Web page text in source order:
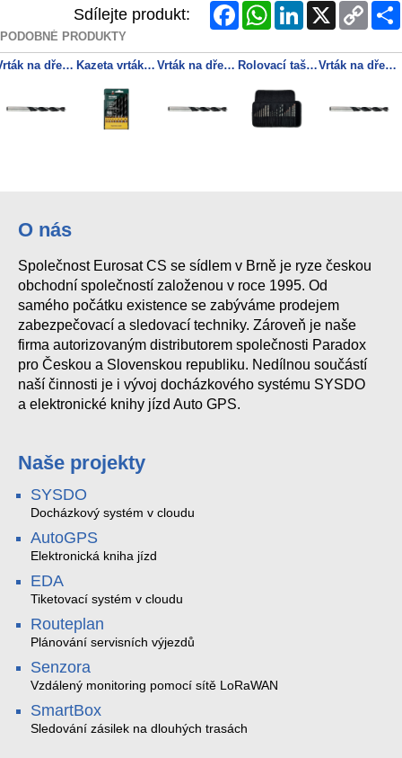
Sdílejte produkt: FacebookWhatsAppLinkedInX
Copy
Link
PODOBNÉ PRODUKTY
Vrták na dřevo (chromvanadová ocel), 9,0 x 125 mm Kazeta vrtáků na dřevo, 8dílná Vrták na dřevo (chromvanadová ocel), 13,0 x 151 mm Rolovací taška na nářadí se sadou vrtáků SP, 20dílná Vrták na dřevo (chromvanadová ocel), 11,0 x 142 mm
O nás
Společnost Eurosat CS se sídlem v Brně je ryze českou
obchodní společností založenou v roce 1995. Od
samého počátku existence se zabýváme prodejem
zabezpečovací a sledovací techniky. Zároveň je naše
firma autorizovaným distributorem společnosti Paradox
pro Českou a Slovenskou republiku. Nedílnou součástí
naší činnosti je i vývoj docházkového systému SYSDO
a elektronické knihy jízd Auto GPS.
Naše projekty
SYSDO
Docházkový systém v cloudu
AutoGPS
Elektronická kniha jízd
EDA
Tiketovací systém v cloudu
Routeplan
Plánování servisních výjezdů
Senzora
Vzdálený monitoring pomocí sítě LoRaWAN
SmartBox
Sledování zásilek na dlouhých trasách